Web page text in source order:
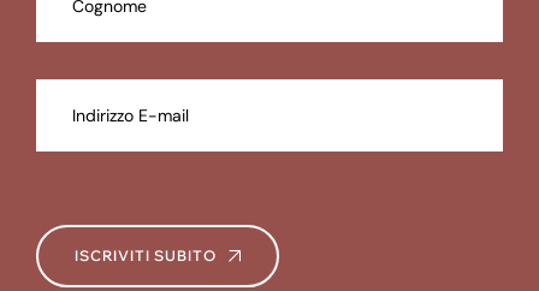
ISCRIVITI SUBITO